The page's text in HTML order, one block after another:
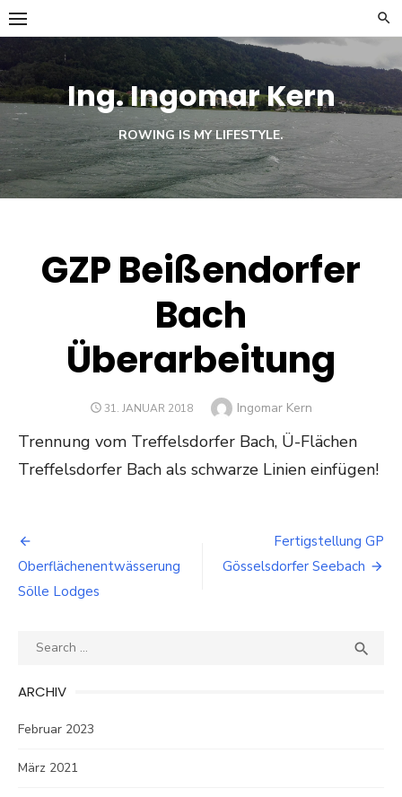
Skip
to
content
Ing. Ingomar Kern
ROWING IS MY LIFESTYLE.
GZP Beißendorfer
Bach
Überarbeitung
POSTED
31. JANUAR 2018 Author
Ingomar Kern
Trennung vom Treffelsdorfer Bach, Ü-Flächen
Treffelsdorfer Bach als schwarze Linien einfügen!
Beitragsnavigation
Oberflächenentwässerung
Sölle Lodges
Fertigstellung GP
Gösselsdorfer Seebach
Search

ARCHIV
Februar 2023
März 2021